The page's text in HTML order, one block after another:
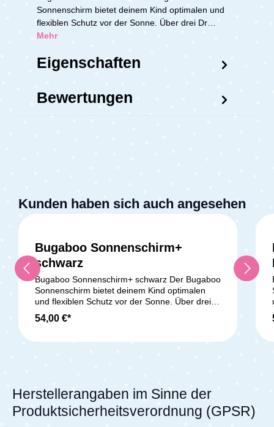
Sonnenschirm bietet deinem Kind optimalen und
flexiblen Schutz vor der Sonne. Über drei Dr…
Mehr
Eigenschaften
Bewertungen
Kunden haben sich auch angesehen
Bugaboo Sonnenschirm+
schwarz
Bugaboo Sonnenschirm+ schwarz Der Bugaboo
Sonnenschirm bietet deinem Kind optimalen
und flexiblen Schutz vor der Sonne. Über drei
Drehpunkte lässt er sich jederzeit einfach
einstellen. Der Bugaboo Sonnenschirm schützt
Silberbeschichtung mit UV-Schutzfaktor 50+
Lieferumfang: Sonnenschirm in fresh white
(reinweiß) Befestigungsclips Der Schirm kann
54,00 €*
Herstellerangaben im Sinne der
Produktsicherheitsverordnung (GPSR)